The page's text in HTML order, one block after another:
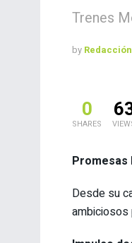
Trenes
by Redacción
0
SHARES
Promesas
Desde su
ambiciosos